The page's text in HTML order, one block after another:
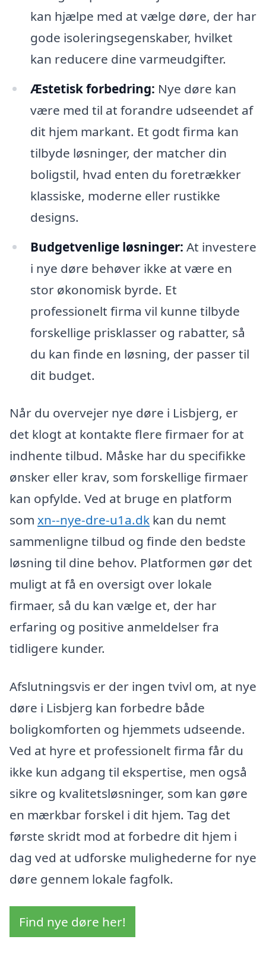
kan hjælpe med at vælge døre, der har
gode isoleringsegenskaber, hvilket
kan reducere dine varmeudgifter.
Æstetisk forbedring: Nye døre kan
være med til at forandre udseendet af
dit hjem markant. Et godt firma kan
tilbyde løsninger, der matcher din
boligstil, hvad enten du foretrækker
klassiske, moderne eller rustikke
designs.
Budgetvenlige løsninger: At investere
i nye døre behøver ikke at være en
stor økonomisk byrde. Et
professionelt firma vil kunne tilbyde
forskellige prisklasser og rabatter, så
du kan finde en løsning, der passer til
dit budget.
Når du overvejer nye døre i Lisbjerg, er
det klogt at kontakte flere firmaer for at
indhente tilbud. Måske har du specifikke
ønsker eller krav, som forskellige firmaer
kan opfylde. Ved at bruge en platform
som xn--nye-dre-u1a.dk kan du nemt
sammenligne tilbud og finde den bedste
løsning til dine behov. Platformen gør det
muligt at få en oversigt over lokale
firmaer, så du kan vælge et, der har
erfaring og positive anmeldelser fra
tidligere kunder.
Afslutningsvis er der ingen tvivl om, at nye
døre i Lisbjerg kan forbedre både
boligkomforten og hjemmets udseende.
Ved at hyre et professionelt firma får du
ikke kun adgang til ekspertise, men også
sikre og kvalitetsløsninger, som kan gøre
en mærkbar forskel i dit hjem. Tag det
første skridt mod at forbedre dit hjem i
dag ved at udforske mulighederne for nye
døre gennem lokale fagfolk.
Find nye døre her!